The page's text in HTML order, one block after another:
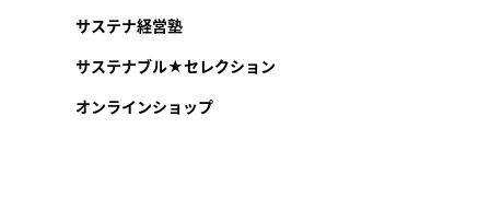
サステナ経営塾
サステナブル★セレクション
オンラインショップ